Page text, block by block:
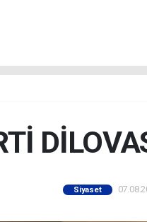
Siyaset